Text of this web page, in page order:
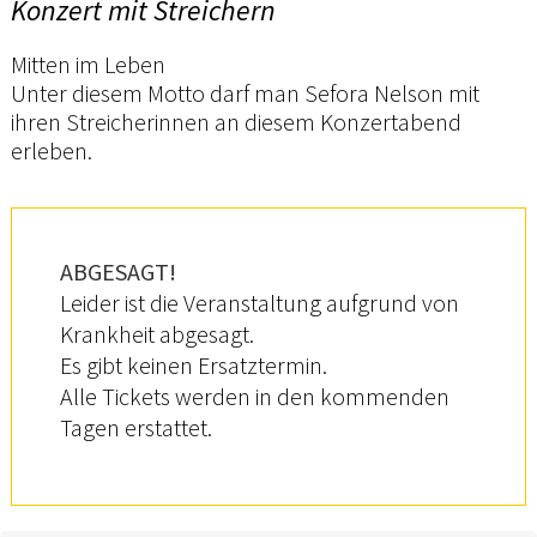
Konzert mit Streichern
Mitten im Leben
Unter diesem Motto darf man Sefora Nelson mit
ihren Streicherinnen an diesem Konzertabend
erleben.
ABGESAGT!
Leider ist die Veranstaltung aufgrund von
Krankheit abgesagt.
Es gibt keinen Ersatztermin.
Alle Tickets werden in den kommenden
Tagen erstattet.